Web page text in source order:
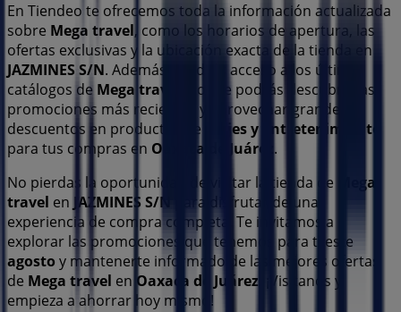
En Tiendeo te ofrecemos toda la información actualizada
sobre Mega travel, como los horarios de apertura, las
ofertas exclusivas y la ubicación exacta de la tienda en
JAZMINES S/N. Además, tendrás acceso a los últimos
catálogos de Mega travel
, donde podrás descubrir las
promociones más recientes y aprovechar grandes
descuentos en productos de
Viajes y Entretenimiento
para tus compras en Oaxaca de Juárez .
No pierdas la oportunidad de visitar la tienda de
Mega
travel en JAZMINES S/N
para disfrutar de una
experiencia de compra completa. Te invitamos a
explorar las promociones que tenemos para ti este
agosto y mantenerte informado de las mejores ofertas
de Mega travel en Oaxaca de Juárez . ¡Visítanos y
empieza a ahorrar hoy mismo!